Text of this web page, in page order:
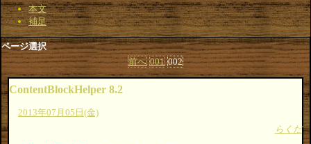
本文
補足
ページ選択
前へ 001 002
ContentBlockHelper 8.2
2013年07月05日(金)
らくだ